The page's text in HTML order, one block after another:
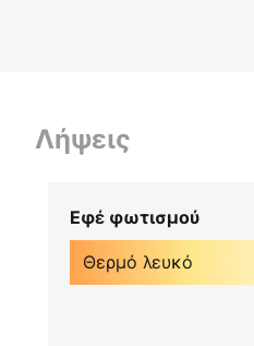
Λήψεις
Εφέ φωτισμού
Θερμό λευκό